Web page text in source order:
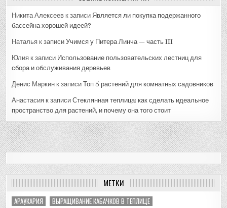
Никита Алексеев к записи Является ли покупка подержанного
бассейна хорошей идеей?
Наталья к записиУчимся у Питера Линча — часть III
Юлия к записи Использование пользовательских лестниц для
сбора и обслуживания деревьев
Денис Маркин к записиТоп 5 растений для комнатных садовников
Анастасия к записиСтеклянная теплица: как сделать идеальное
пространство для растений, и почему она того стоит
МЕТКИ
АРАУКАРИЯ
ВЫРАЩИВАНИЕ КАБАЧКОВ В ТЕПЛИЦЕ